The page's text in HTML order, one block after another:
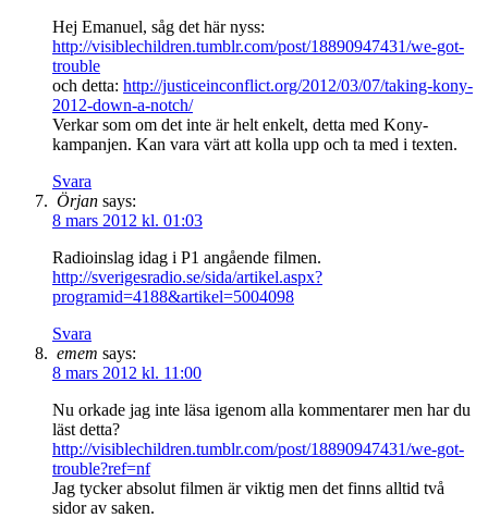
Hej Emanuel, såg det här nyss:
http://visiblechildren.tumblr.com/post/18890947431/we-got-
trouble
och detta: http://justiceinconflict.org/2012/03/07/taking-kony-
2012-down-a-notch/
Verkar som om det inte är helt enkelt, detta med Kony-
kampanjen. Kan vara värt att kolla upp och ta med i texten.
Svara
Örjan says:
8 mars 2012 kl. 01:03
Radioinslag idag i P1 angående filmen.
http://sverigesradio.se/sida/artikel.aspx?
programid=4188&artikel=5004098
Svara
emem says:
8 mars 2012 kl. 11:00
Nu orkade jag inte läsa igenom alla kommentarer men har du
läst detta?
http://visiblechildren.tumblr.com/post/18890947431/we-got-
trouble?ref=nf
Jag tycker absolut filmen är viktig men det finns alltid två
sidor av saken.